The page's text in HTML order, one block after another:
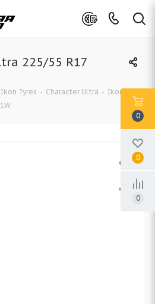
225/55 R17
Ikon Tyres - Character Ultra - Ikon
0
0
0